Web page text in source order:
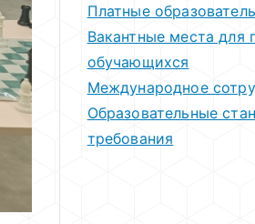
Платные
Вакантные места для
обучающихся
Международное
Образовательные
требования